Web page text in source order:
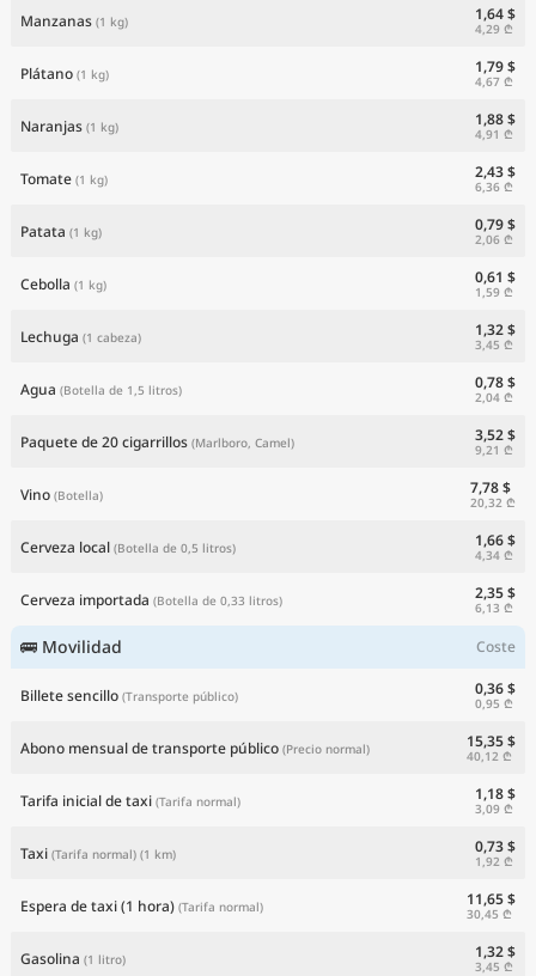
Manzanas (1 kg) 1,64 $
4,29 ₾
Plátano (1 kg) 1,79 $
4,67 ₾
Naranjas (1 kg) 1,88 $
4,91 ₾
Tomate (1 kg) 2,43 $
6,36 ₾
Patata (1 kg) 0,79 $
2,06 ₾
Cebolla (1 kg) 0,61 $
1,59 ₾
Lechuga (1 cabeza) 1,32 $
3,45 ₾
Agua (Botella de 1,5 litros) 0,78 $
2,04 ₾
Paquete de 20 cigarrillos (Marlboro, Camel) 3,52 $
9,21 ₾
Vino (Botella) 7,78 $
20,32 ₾
Cerveza local (Botella de 0,5 litros) 1,66 $
4,34 ₾
Cerveza importada (Botella de 0,33 litros) 2,35 $
6,13 ₾
🚌 Movilidad Coste
Billete sencillo (Transporte público) 0,36 $
0,95 ₾
Abono mensual de transporte público (Precio normal) 15,35 $
40,12 ₾
Tarifa inicial de taxi (Tarifa normal) 1,18 $
3,09 ₾
Taxi (Tarifa normal) (1 km) 0,73 $
1,92 ₾
Espera de taxi (1 hora) (Tarifa normal) 11,65 $
30,45 ₾
Gasolina (1 litro) 1,32 $
3,45 ₾